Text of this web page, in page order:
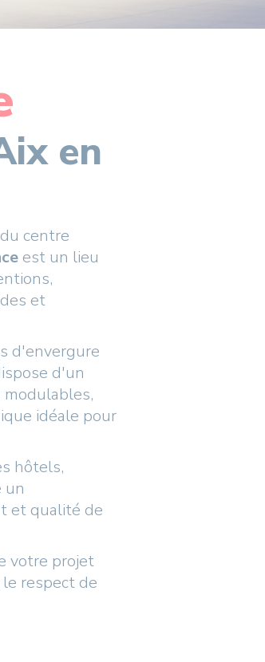
en
centre
est un lieu
et
d'envergure
d'un
modulables,
idéale pour
hôtels,
un
et qualité de
votre projet
respect de